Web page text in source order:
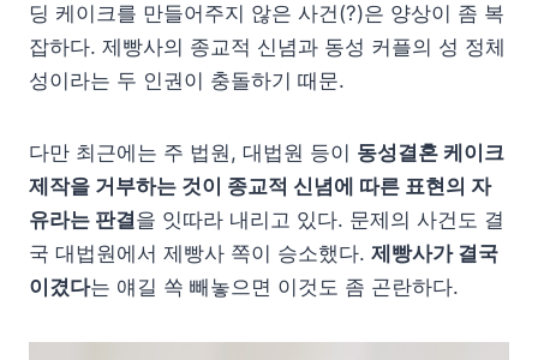
딩 케이크를 만들어주지 않은 사건(?)은 양상이 좀 복
잡하다. 제빵사의 종교적 신념과 동성 커플의 성 정체
성이라는 두 인권이 충돌하기 때문.
다만 최근에는 주 법원, 대법원 등이 동성결혼 케이크
제작을 거부하는 것이 종교적 신념에 따른 표현의 자
유라는 판결을 잇따라 내리고 있다. 문제의 사건도 결
국 대법원에서 제빵사 쪽이 승소했다. 제빵사가 결국
이겼다는 얘길 쏙 빼놓으면 이것도 좀 곤란하다.